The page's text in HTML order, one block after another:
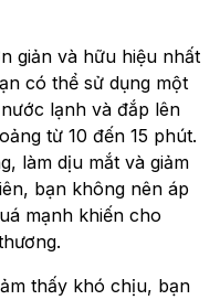
giản và hữu hiệu nhất
có thể sử dụng một
lạnh và đắp lên
từ 10 đến 15 phút.
làm dịu mắt và giảm
bạn không nên áp
mạnh khiến cho
thấy khó chịu, bạn